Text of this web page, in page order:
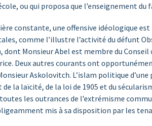
ou qui proposa que l’enseignement
constante, une offensive idéologique
comme l’illustre l’activité du défunt
dont Monsieur Abel est membre du
Deux autres courants ont
Askolovitch. L’islam politique
de la laïcité, de la loi de 1905 et du
les outrances de l’extrémisme
mis à sa disposition par les